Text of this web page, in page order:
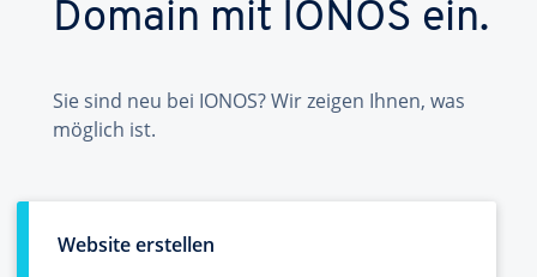
Domain mit IONOS ein.
Sie sind neu bei IONOS? Wir zeigen Ihnen, was
möglich ist.
Website erstellen